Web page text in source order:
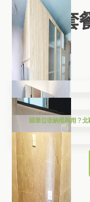
套
細單位收納唔夠用？